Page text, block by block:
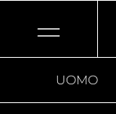
UOMO